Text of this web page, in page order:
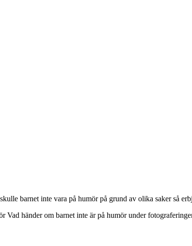
barnet inte vara på humör på grund av olika saker så
Vad händer om barnet inte är på humör under